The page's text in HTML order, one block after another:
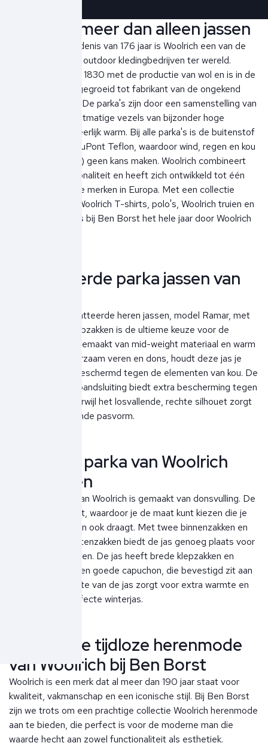
Woolrich meer dan alleen jassen
Met een geschiedenis van 176 jaar is Woolrich een van de
langst bestaande outdoor kledingbedrijven ter wereld.
Woolrich begon in 1830 met de productie van wol en is in de
loop der jaren uitgegroeid tot fabrikant van de ongekend
populaire parka’s. De parka's zijn door een samenstelling van
natuurlijke en kunstmatige vezels van bijzonder hoge
kwaliteit en zijn heerlijk warm. Bij alle parka's is de buitenstof
behandeld met DuPont Teflon, waardoor wind, regen en kou
(getest bij -40 C) geen kans maken. Woolrich combineert
mode met functionaliteit en heeft zich ontwikkeld tot één
van de populairste merken in Europa. Met een collectie
, Woolrich T-shirts, polo's, Woolrich truien en
Woolrich vesten is bij Ben Borst het hele jaar door Woolrich
Gewatteerde parka jassen van
De Woolrich gewatteerde heren jassen, model Ramar, met
donsvulling en klepzakken is de ultieme keuze voor de
koudere dagen. Gemaakt van mid-weight materiaal en warm
gevoerd met duurzaam veren en dons, houdt deze jas je
comfortabel en beschermd tegen de elementen van kou. De
kraag met klittenbandsluiting biedt extra bescherming tegen
de koude wind, terwijl het losvallende, rechte silhouet zorgt
voor een flatterende pasvorm.
De Arctic parka van Woolrich
voor heren
De Arctic parka van Woolrich is gemaakt van donsvulling. De
parka valt op maat, waardoor je de maat kunt kiezen die je
normaal gesproken ook draagt. Met twee binnenzakken en
meer dan drie buitenzakken biedt de jas genoeg plaats voor
al je benodigdheden. De jas heeft brede klepzakken en
steekzakken en een goede capuchon, die bevestigd zit aan
de kraag. De lengte van de jas zorgt voor extra warmte en
maakt het de perfecte winterjas.
Ontdek de tijdloze herenmode
van Woolrich bij Ben Borst
Woolrich is een merk dat al meer dan 190 jaar staat voor
kwaliteit, vakmanschap en een iconische stijl. Bij Ben Borst
zijn we trots om een prachtige collectie Woolrich herenmode
aan te bieden, die perfect is voor de moderne man die
waarde hecht aan zowel functionaliteit als esthetiek.